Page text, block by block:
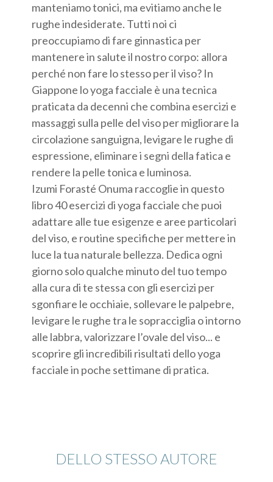
manteniamo tonici, ma evitiamo anche le
rughe indesiderate. Tutti noi ci
preoccupiamo di fare ginnastica per
mantenere in salute il nostro corpo: allora
perché non fare lo stesso per il viso? In
Giappone lo yoga facciale è una tecnica
praticata da decenni che combina esercizi e
massaggi sulla pelle del viso per migliorare la
circolazione sanguigna, levigare le rughe di
espressione, eliminare i segni della fatica e
rendere la pelle tonica e luminosa.
Izumi Forasté Onuma raccoglie in questo
libro 40 esercizi di yoga facciale che puoi
adattare alle tue esigenze e aree particolari
del viso, e routine specifiche per mettere in
luce la tua naturale bellezza. Dedica ogni
giorno solo qualche minuto del tuo tempo
alla cura di te stessa con gli esercizi per
sgonfiare le occhiaie, sollevare le palpebre,
levigare le rughe tra le sopracciglia o intorno
alle labbra, valorizzare l’ovale del viso... e
scoprire gli incredibili risultati dello yoga
facciale in poche settimane di pratica.
DELLO STESSO AUTORE